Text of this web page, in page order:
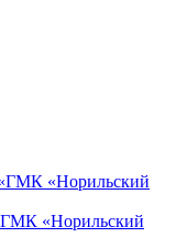
«Норильский
«Норильский